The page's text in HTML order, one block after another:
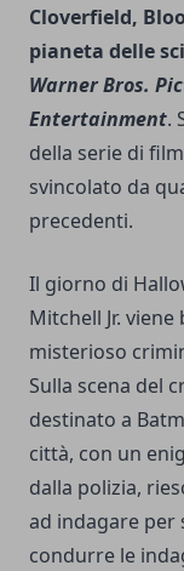
Cloverfield,
pianeta delle
Warner Bros.
Entertainment.
della serie di
svincolato da
precedenti.
Il giorno di
Mitchell Jr.
misterioso
Sulla scena del
destinato a
città, con un
dalla polizia,
ad indagare per
condurre le